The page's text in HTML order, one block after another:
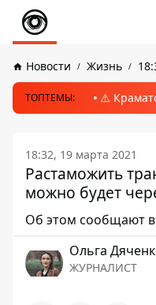
Новости Жизнь
ТОПТЕМЫ: ⚠️
18:32, 19 марта 2021
Растаможить
можно будет
Об этом сообщают
Ольга
ЖУРНАЛИСТ